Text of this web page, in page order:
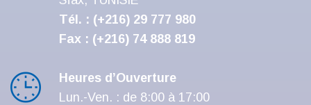
Tél. : (+216) 29 777 980
Fax : (+216) 74 888 819
Heures d’Ouverture
Lun.-Ven. : de 8:00 à 17:00